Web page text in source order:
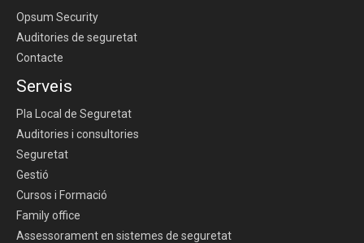
Opsum Security
Auditories de seguretat
Contacte
Serveis
Pla Local de Seguretat
Auditories i consultories
Seguretat
Gestió
Cursos i Formació
Family office
Assessorament en sistemes de seguretat